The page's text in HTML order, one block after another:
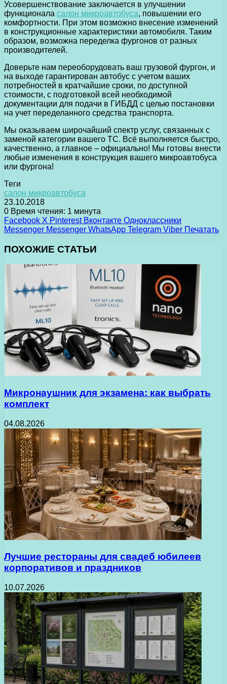
Усовершенствование заключается в улучшении
функционала салон микроавтобуса, повышении его
комфортности. При этом возможно внесение изменений
в конструкционные характеристики автомобиля. Таким
образом, возможна переделка фургонов от разных
производителей.
Доверьте нам переоборудовать ваш грузовой фургон, и
на выходе гарантирован автобус с учетом ваших
потребностей в кратчайшие сроки, по доступной
стоимости, с подготовкой всей необходимой
документации для подачи в ГИБДД с целью постановки
на учет переделанного средства транспорта.
Мы оказываем широчайший спектр услуг, связанных с
заменой категории вашего ТС. Всё выполняется быстро,
качественно, а главное – официально! Мы готовы внести
любые изменения в конструкция вашего микроавтобуса
или фургона!
Теги
салон микроавтобуса
23.10.2018
0 Время чтения: 1 минута
Facebook X Pinterest Вконтакте Одноклассники
Messenger Messenger WhatsApp Telegram Viber Печатать
ПОХОЖИЕ СТАТЬИ
Микронаушник для экзамена: как выбрать
комплект
04.08.2026
Лучшие рестораны для свадеб юбилеев
корпоративов и праздников
10.07.2026